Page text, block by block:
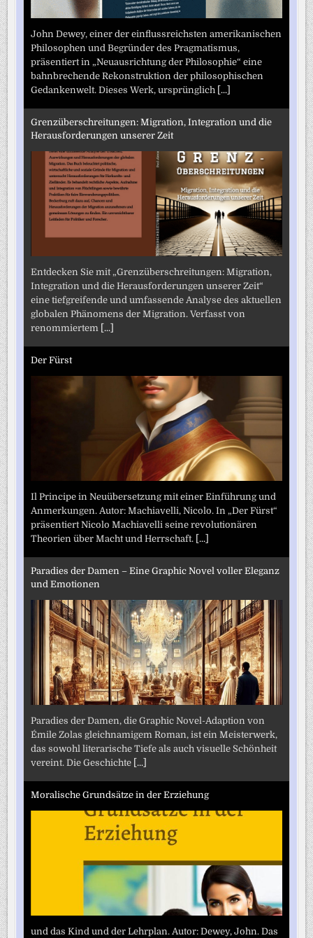
John Dewey, einer der einflussreichsten amerikanischen
Philosophen und Begründer des Pragmatismus,
präsentiert in „Neuausrichtung der Philosophie“ eine
bahnbrechende Rekonstruktion der philosophischen
Gedankenwelt. Dieses Werk, ursprünglich [...]
Grenzüberschreitungen: Migration, Integration und die
Herausforderungen unserer Zeit
Entdecken Sie mit „Grenzüberschreitungen: Migration,
Integration und die Herausforderungen unserer Zeit“
eine tiefgreifende und umfassende Analyse des aktuellen
globalen Phänomens der Migration. Verfasst von
renommiertem [...]
Der Fürst
Il Principe in Neuübersetzung mit einer Einführung und
Anmerkungen. Autor: Machiavelli, Nicolo. In „Der Fürst“
präsentiert Nicolo Machiavelli seine revolutionären
Theorien über Macht und Herrschaft. [...]
Paradies der Damen – Eine Graphic Novel voller Eleganz
und Emotionen
Paradies der Damen, die Graphic Novel-Adaption von
Émile Zolas gleichnamigem Roman, ist ein Meisterwerk,
das sowohl literarische Tiefe als auch visuelle Schönheit
vereint. Die Geschichte [...]
Moralische Grundsätze in der Erziehung
und das Kind und der Lehrplan. Autor: Dewey, John. Das